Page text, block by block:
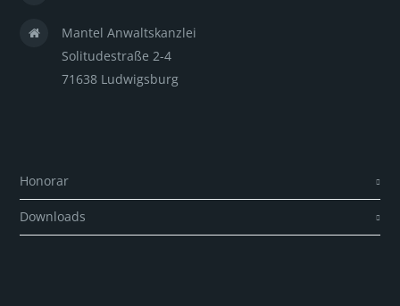
Mantel Anwaltskanzlei
Solitudestraße 2-4
71638 Ludwigsburg
Honorar
Downloads